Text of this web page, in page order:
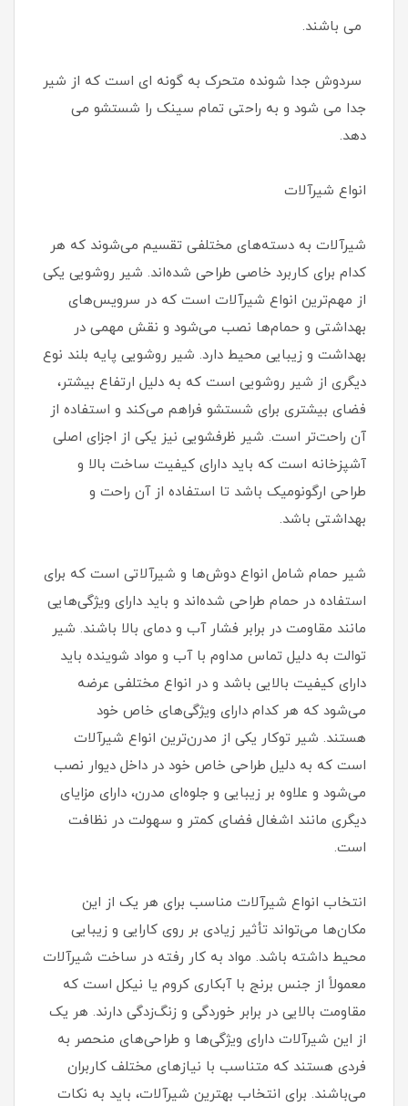
می باشند.
سردوش جدا شونده متحرک به گونه ای است که از شیر
جدا می شود و به راحتی تمام سینک را شستشو می
دهد.
انواع شیرآلات
شیرآلات به دسته‌های مختلفی تقسیم می‌شوند که هر
کدام برای کاربرد خاصی طراحی شده‌اند. شیر روشویی یکی
از مهم‌ترین انواع شیرآلات است که در سرویس‌های
بهداشتی و حمام‌ها نصب می‌شود و نقش مهمی در
بهداشت و زیبایی محیط دارد. شیر روشویی پایه بلند نوع
دیگری از شیر روشویی است که به دلیل ارتفاع بیشتر،
فضای بیشتری برای شستشو فراهم می‌کند و استفاده از
آن راحت‌تر است. شیر ظرفشویی نیز یکی از اجزای اصلی
آشپزخانه است که باید دارای کیفیت ساخت بالا و
طراحی ارگونومیک باشد تا استفاده از آن راحت و
بهداشتی باشد.
شیر حمام شامل انواع دوش‌ها و شیرآلاتی است که برای
استفاده در حمام طراحی شده‌اند و باید دارای ویژگی‌هایی
مانند مقاومت در برابر فشار آب و دمای بالا باشند. شیر
توالت به دلیل تماس مداوم با آب و مواد شوینده باید
دارای کیفیت بالایی باشد و در انواع مختلفی عرضه
می‌شود که هر کدام دارای ویژگی‌های خاص خود
هستند. شیر توکار یکی از مدرن‌ترین انواع شیرآلات
است که به دلیل طراحی خاص خود در داخل دیوار نصب
می‌شود و علاوه بر زیبایی و جلوه‌ای مدرن، دارای مزایای
دیگری مانند اشغال فضای کمتر و سهولت در نظافت
است.
انتخاب انواع شیرآلات مناسب برای هر یک از این
مکان‌ها می‌تواند تأثیر زیادی بر روی کارایی و زیبایی
محیط داشته باشد. مواد به کار رفته در ساخت شیرآلات
معمولاً از جنس برنج با آبکاری کروم یا نیکل است که
مقاومت بالایی در برابر خوردگی و زنگ‌زدگی دارند. هر یک
از این شیرآلات دارای ویژگی‌ها و طراحی‌های منحصر به
فردی هستند که متناسب با نیازهای مختلف کاربران
می‌باشند. برای انتخاب بهترین شیرآلات، باید به نکات